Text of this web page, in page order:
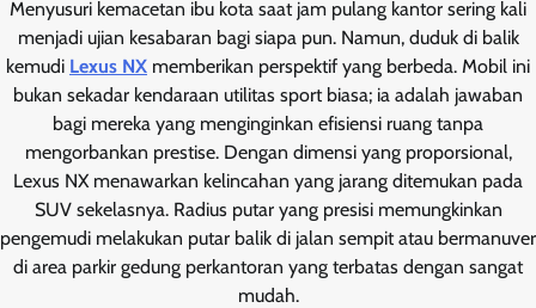
Menyusuri kemacetan ibu kota saat jam pulang kantor sering kali
menjadi ujian kesabaran bagi siapa pun. Namun, duduk di balik
kemudi Lexus NX memberikan perspektif yang berbeda. Mobil ini
bukan sekadar kendaraan utilitas sport biasa; ia adalah jawaban
bagi mereka yang menginginkan efisiensi ruang tanpa
mengorbankan prestise. Dengan dimensi yang proporsional,
Lexus NX menawarkan kelincahan yang jarang ditemukan pada
SUV sekelasnya. Radius putar yang presisi memungkinkan
pengemudi melakukan putar balik di jalan sempit atau bermanuver
di area parkir gedung perkantoran yang terbatas dengan sangat
mudah.